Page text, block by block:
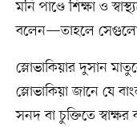
মনি পাণ্ডে শিক্ষা ও
বলেন—তাহলে
স্লোভাকিয়ার দুসান
স্লোভাকিয়া জানে যে
সনদ বা চুক্তিতে স্বাক্ষর